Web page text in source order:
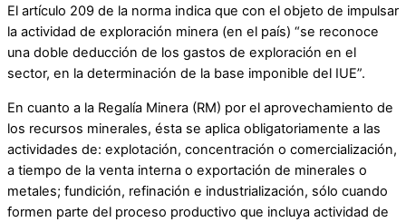
El artículo 209 de la norma indica que con el objeto de impulsar
la actividad de exploración minera (en el país) “se reconoce
una doble deducción de los gastos de exploración en el
sector, en la determinación de la base imponible del IUE”.
En cuanto a la Regalía Minera (RM) por el aprovechamiento de
los recursos minerales, ésta se aplica obligatoriamente a las
actividades de: explotación, concentración o comercialización,
a tiempo de la venta interna o exportación de minerales o
metales; fundición, refinación e industrialización, sólo cuando
formen parte del proceso productivo que incluya actividad de